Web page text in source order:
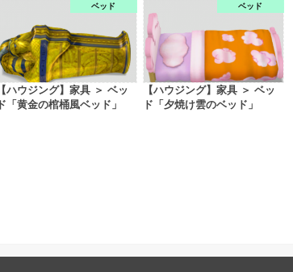
ベッド
【ハウジング】家具 ＞ ベッ
ド「黄金の棺桶風ベッド」
ベッド
【ハウジング】家具 ＞ ベッ
ド「夕焼け雲のベッド」